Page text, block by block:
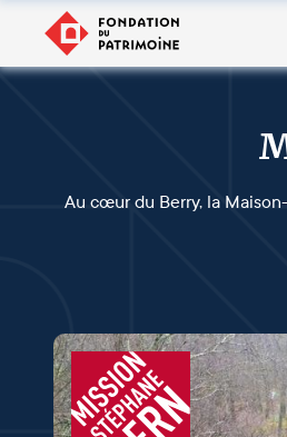
Au cœur du Berry, la